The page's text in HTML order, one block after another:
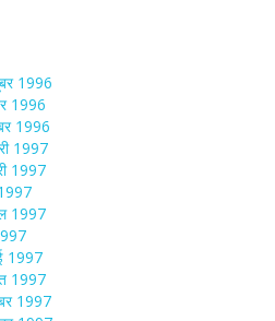
1996
1996
1996
1997
1997
1997
1997
1997
1997